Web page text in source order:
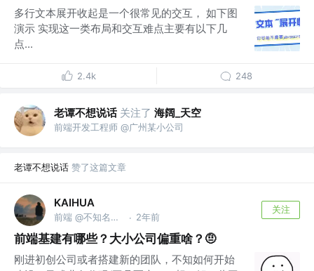
多行文本展开收起是一个很常见的交互， 如下图
演示 实现这一类布局和交互难点主要有以下几
点...
2.4k 248
老谭不想说话 关注了 海阔_天空
前端开发工程师 @广州某小公司
老谭不想说话 赞了这篇文章
KAIHUA
前端 @不知名公司 · 2年前
关注
前端基建有哪些？大小公司偏重啥？🤨
刚进初创公司或者搭建新的团队，不知如何开始